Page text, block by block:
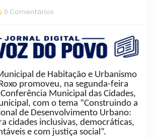
0 Comentários
de Habitação e Urbanismo
promoveu, na segunda-feira
Municipal das Cidades,
com o tema “Construindo a
de Desenvolvimento Urbano:
cidades inclusivas, democráticas,
e com justiça social”.